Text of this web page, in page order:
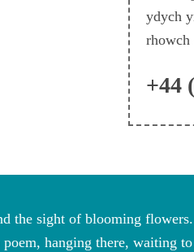
ydych
+44
the sight of blooming
hanging there, waiting